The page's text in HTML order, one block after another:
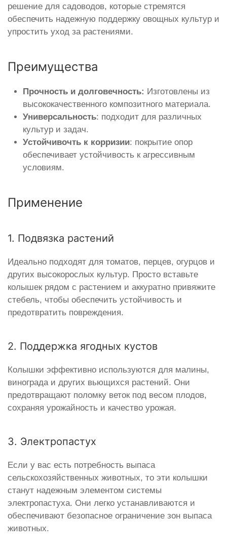
решение для садоводов, которые стремятся
обеспечить надежную поддержку овощных культур и
упростить уход за растениями.
Преимущества
Прочность и долговечность: Изготовлены из
высококачественного композитного материала.
Универсальность: подходит для различных
культур и задач.
Устойчивочть к корризии: покрытие опор
обеспечивает устойчивость к агрессивным
условиям.
Применение
1. Подвязка растений
Идеально подходят для томатов, перцев, огурцов и
других высокорослых культур. Просто вставьте
колышек рядом с растением и аккуратно привяжите
стебель, чтобы обеспечить устойчивость и
предотвратить повреждения.
2. Поддержка ягодных кустов
Колышки эффективно используются для малины,
винограда и других вьющихся растений. Они
предотвращают поломку веток под весом плодов,
сохраняя урожайность и качество урожая.
3. Электропастух
Если у вас есть потребность выпаса
сельскохозяйственных животных, то эти колышки
станут надежным элементом системы
электропастуха. Они легко устанавливаются и
обеспечивают безопасное ограничение зон выпаса
животных.